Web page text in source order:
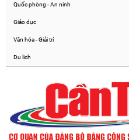
Quốc phòng - An ninh
Giáo dục
Văn hóa - Giải trí
Du lịch